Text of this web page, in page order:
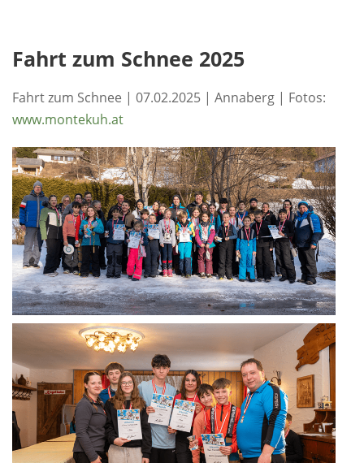
Fahrt zum Schnee 2025
Fahrt zum Schnee | 07.02.2025 | Annaberg | Fotos:
www.montekuh.at